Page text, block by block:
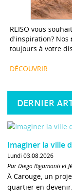
REISO vous
d'inspiration? Nos
toujours à votre
DÉCOUVRIR
DERNIER
Imaginer la ville
Lundi 03.08.2026
Par Diego Rigamonti et
À Carouge, un
quartier en